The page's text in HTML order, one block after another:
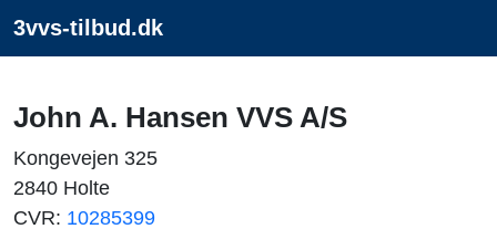
3vvs-tilbud.dk
John A. Hansen VVS A/S
Kongevejen 325
2840 Holte
CVR: 10285399